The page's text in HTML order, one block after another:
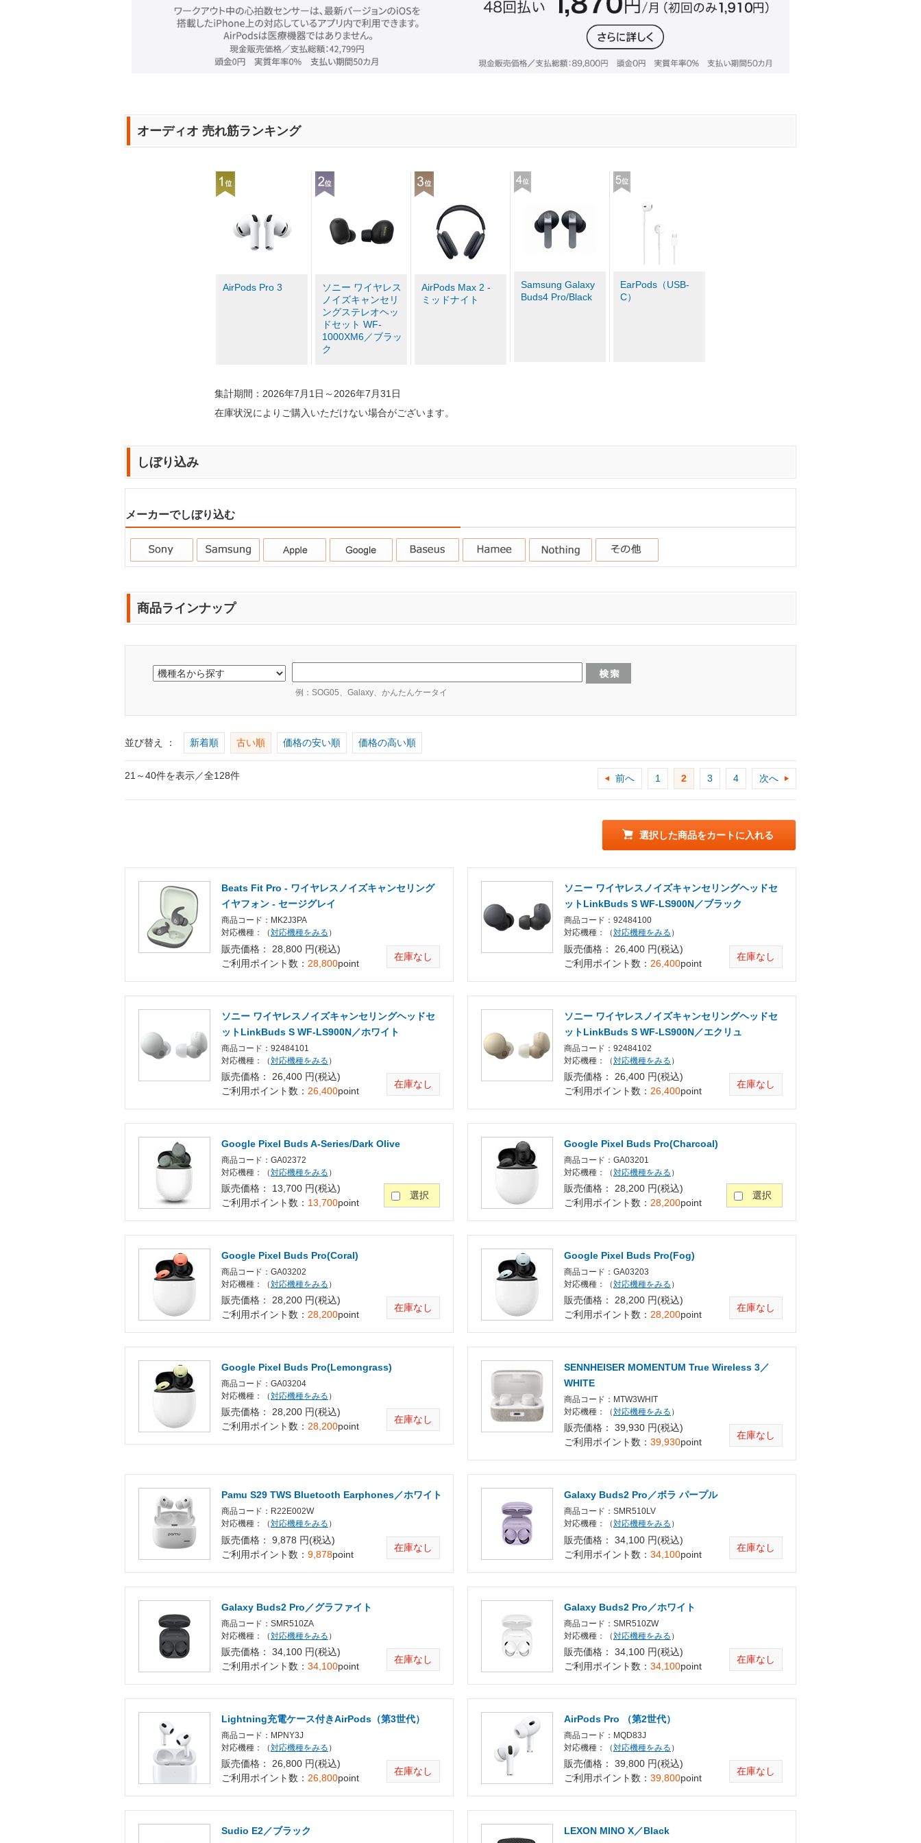
オーディオ 売れ筋ランキング
AirPods Pro 3
ソニー ワイヤレス
ノイズキャンセリ
ングステレオヘッ
ドセット WF-
1000XM6／ブラッ
ク
AirPods Max 2 -
ミッドナイト
Samsung Galaxy
Buds4 Pro/Black
EarPods（USB-
C）
集計期間：2026年7月1日～2026年7月31日
在庫状況によりご購入いただけない場合がございます。
しぼり込み
メーカーでしぼり込む
商品ラインナップ
例：SOG05、Galaxy、かんたんケータイ
並び替え ： 新着順 古い順 価格の安い順 価格の高い順
21～40件を表示／全128件 前へ 1 2 3 4 次へ
選択した商品をカートに入れる
Beats Fit Pro - ワイヤレスノイズキャンセリング
イヤフォン - セージグレイ
商品コード：MK2J3PA
対応機種：（対応機種をみる ）
販売価格： 28,800 円(税込)
ご利用ポイント数： 28,800point
在庫なし
ソニー ワイヤレスノイズキャンセリングヘッドセ
ットLinkBuds S WF-LS900N／ブラック
商品コード：92484100
対応機種：（対応機種をみる ）
販売価格： 26,400 円(税込)
ご利用ポイント数： 26,400point
在庫なし
ソニー ワイヤレスノイズキャンセリングヘッドセ
ットLinkBuds S WF-LS900N／ホワイト
商品コード：92484101
対応機種：（対応機種をみる ）
販売価格： 26,400 円(税込)
ご利用ポイント数： 26,400point
在庫なし
ソニー ワイヤレスノイズキャンセリングヘッドセ
ットLinkBuds S WF-LS900N／エクリュ
商品コード：92484102
対応機種：（対応機種をみる ）
販売価格： 26,400 円(税込)
ご利用ポイント数： 26,400point
在庫なし
Google Pixel Buds A-Series/Dark Olive
商品コード：GA02372
対応機種：（対応機種をみる ）
販売価格： 13,700 円(税込)
ご利用ポイント数： 13,700point
選択
Google Pixel Buds Pro(Charcoal)
商品コード：GA03201
対応機種：（対応機種をみる ）
販売価格： 28,200 円(税込)
ご利用ポイント数： 28,200point
選択
Google Pixel Buds Pro(Coral)
商品コード：GA03202
対応機種：（対応機種をみる ）
販売価格： 28,200 円(税込)
ご利用ポイント数： 28,200point
在庫なし
Google Pixel Buds Pro(Fog)
商品コード：GA03203
対応機種：（対応機種をみる ）
販売価格： 28,200 円(税込)
ご利用ポイント数： 28,200point
在庫なし
Google Pixel Buds Pro(Lemongrass)
商品コード：GA03204
対応機種：（対応機種をみる ）
販売価格： 28,200 円(税込)
ご利用ポイント数： 28,200point
在庫なし
SENNHEISER MOMENTUM True Wireless 3／
WHITE
商品コード：MTW3WHIT
対応機種：（対応機種をみる ）
販売価格： 39,930 円(税込)
ご利用ポイント数： 39,930point
在庫なし
Pamu S29 TWS Bluetooth Earphones／ホワイト
商品コード：R22E002W
対応機種：（対応機種をみる ）
販売価格： 9,878 円(税込)
ご利用ポイント数： 9,878point
在庫なし
Galaxy Buds2 Pro／ボラ パープル
商品コード：SMR510LV
対応機種：（対応機種をみる ）
販売価格： 34,100 円(税込)
ご利用ポイント数： 34,100point
在庫なし
Galaxy Buds2 Pro／グラファイト
商品コード：SMR510ZA
対応機種：（対応機種をみる ）
販売価格： 34,100 円(税込)
ご利用ポイント数： 34,100point
在庫なし
Galaxy Buds2 Pro／ホワイト
商品コード：SMR510ZW
対応機種：（対応機種をみる ）
販売価格： 34,100 円(税込)
ご利用ポイント数： 34,100point
在庫なし
Lightning充電ケース付きAirPods（第3世代）
商品コード：MPNY3J
対応機種：（対応機種をみる ）
販売価格： 26,800 円(税込)
ご利用ポイント数： 26,800point
在庫なし
AirPods Pro （第2世代）
商品コード：MQD83J
対応機種：（対応機種をみる ）
販売価格： 39,800 円(税込)
ご利用ポイント数： 39,800point
在庫なし
Sudio E2／ブラック LEXON MINO X／Black